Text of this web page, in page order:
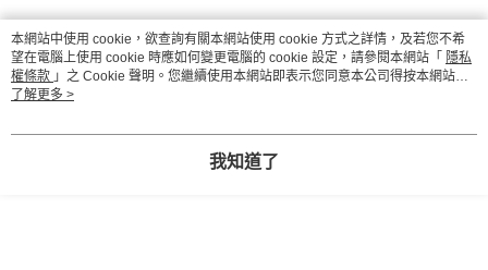
熱門標籤
本網站中使用 cookie，欲查詢有關本網站使用 cookie 方式之詳情，及若您不希
望在電腦上使用 cookie 時應如何變更電腦的 cookie 設定，請參閱本網站「 隱私
權條款 」之 Cookie 聲明。您繼續使用本網站即表示您同意本公司得按本網站使
用條款之 Cookie 聲明使用 cookie。
了解更多 >
我知道了